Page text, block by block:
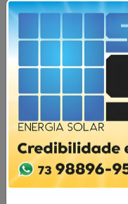
NOTÍCIAS / GERAL
Vereador
vez promove